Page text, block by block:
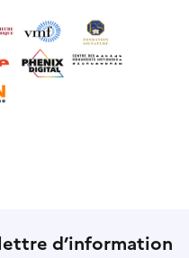
d’information